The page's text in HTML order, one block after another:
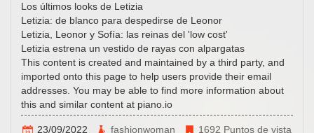
Los últimos looks de Letizia
Letizia: de blanco para despedirse de Leonor
Letizia, Leonor y Sofía: las reinas del 'low cost'
Letizia estrena un vestido de rayas con alpargatas
This content is created and maintained by a third party, and
imported onto this page to help users provide their email
addresses. You may be able to find more information about
this and similar content at piano.io
23/09/2022 fashionwoman 1692 Puntos de vista